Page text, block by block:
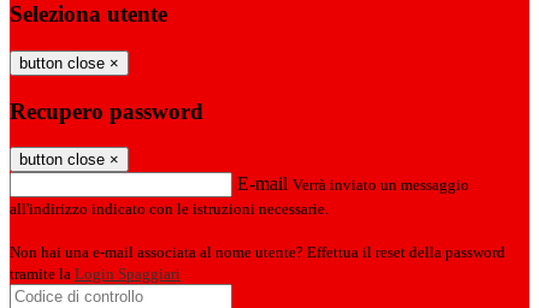
Seleziona utente
button close ×
Recupero password
button close ×
E-mail Verrà inviato un messaggio
all'indirizzo indicato con le istruzioni necessarie.
Non hai una e-mail associata al nome utente? Effettua il reset della password
tramite la Login Spaggiari